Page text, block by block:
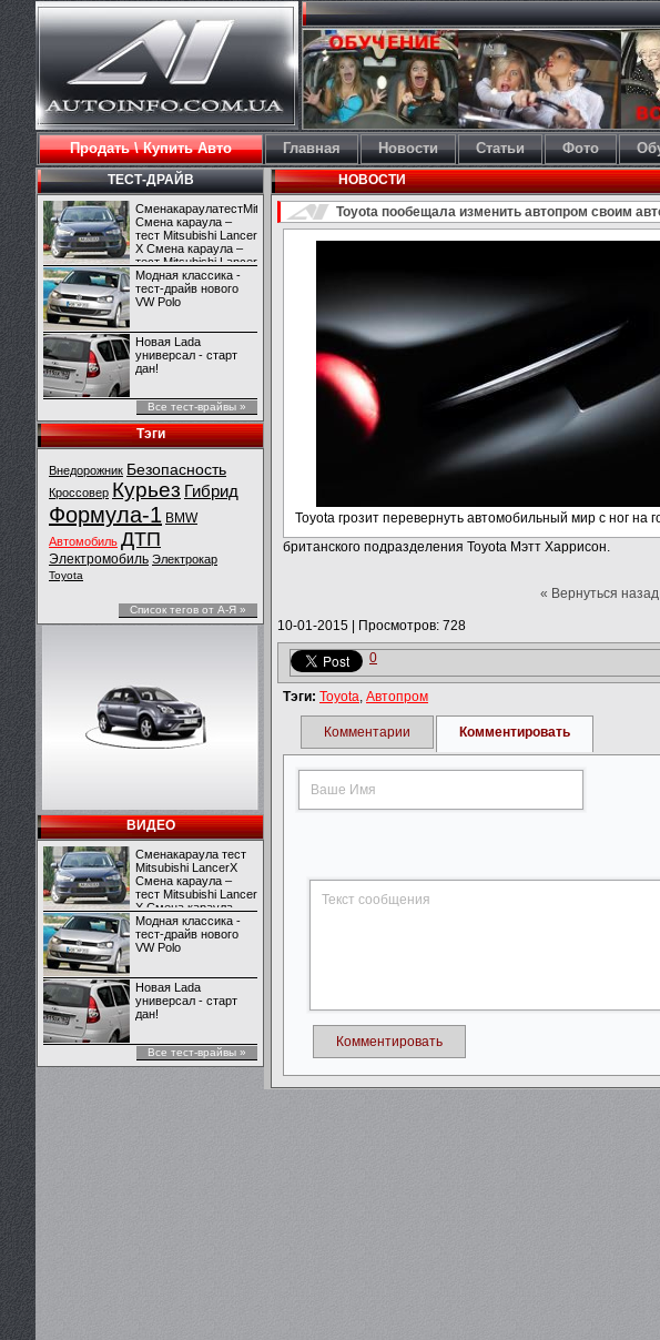
Продать \ Купить Авто Главная Новости Статьи Фото
ТЕСТ-ДРАЙВ
СменакараулатестMitsubishiLancerX
Смена караула –
тест Mitsubishi Lancer
X Смена караула –
тест Mitsubishi Lancer
X
Модная классика -
тест-драйв нового
VW Polo
Новая Lada
универсал - старт
дан!
Все тест-врайвы »
Тэги
Внедорожник Безопасность
Кроссовер Курьез Гибрид
Формула-1 BMW
Автомобиль ДТП
Электромобиль Электрокар
Toyota
Список тегов от А-Я »
ВИДЕО
Сменакараула тест
Mitsubishi LancerX
Смена караула –
тест Mitsubishi Lancer
X Смена караула –
тест Mitsubishi Lancer
X
Модная классика -
тест-драйв нового
VW Polo
Новая Lada
универсал - старт
дан!
Все тест-врайвы »
НОВОСТИ
Toyota пообещала изменить автопром своим
Toyota грозит перевернуть автомобильный мир с ног на
британского подразделения Toyota Мэтт Харрисон.
« Вернуться назад|
10-01-2015 Просмотров: 728
0
Тэги: Toyota, Автопром
Комментарии Комментировать
Комментировать